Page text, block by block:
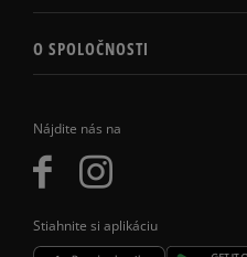
Nájdite nás na
Stiahnite si aplikáciu
O SPOLOČNOSTI